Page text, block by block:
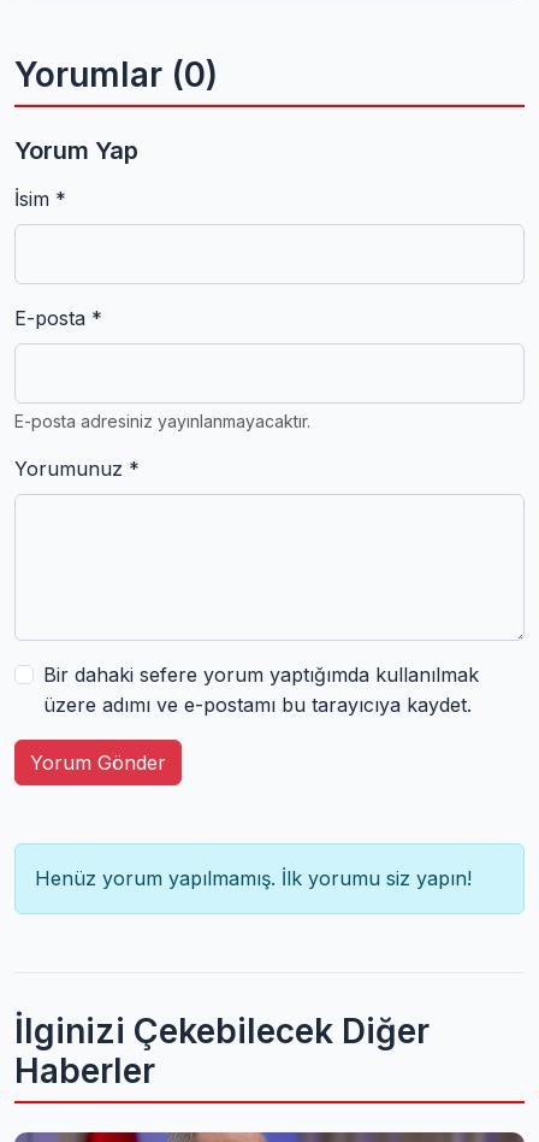
Yorumlar (0)
Yorum Yap
İsim *
E-posta *
E-posta adresiniz yayınlanmayacaktır.
Yorumunuz *
Bir dahaki sefere yorum yaptığımda kullanılmak
üzere adımı ve e-postamı bu tarayıcıya kaydet.
Yorum Gönder
Henüz yorum yapılmamış. İlk yorumu siz yapın!
İlginizi Çekebilecek Diğer
Haberler